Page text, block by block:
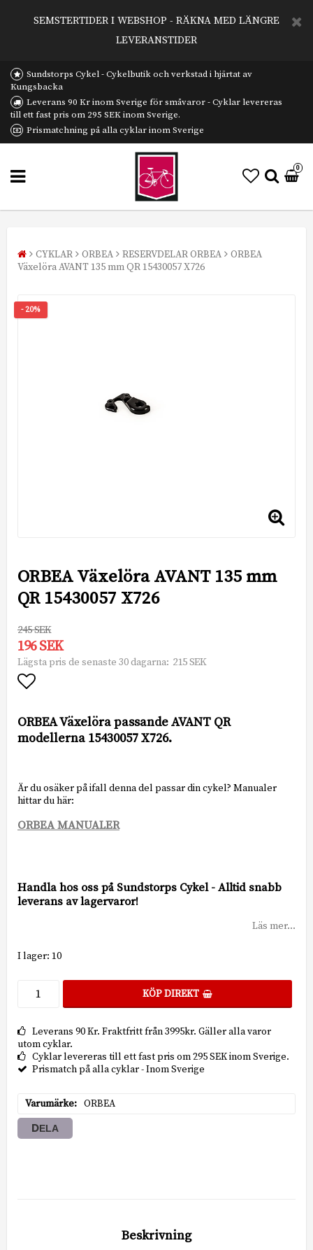
SEMSTERTIDER I WEBSHOP - RÄKNA MED LÄNGRE
LEVERANSTIDER
Sundstorps Cykel - Cykelbutik och verkstad i hjärtat av
Kungsbacka
Leverans 90 Kr inom Sverige för småvaror - Cyklar levereras
till ett fast pris om 295 SEK inom Sverige.
Prismatchning på alla cyklar inom Sverige
0
CYKLAR ORBEA RESERVDELAR ORBEA
ORBEA
Växelöra AVANT 135 mm QR 15430057 X726
- 20%
ORBEA Växelöra AVANT 135 mm
QR 15430057 X726
245 SEK
196 SEK
Lägsta pris de senaste 30 dagarna 215 SEK
ORBEA Växelöra passande AVANT QR
modellerna 15430057 X726.
Är du osäker på ifall denna del passar din cykel? Manualer
ORBEA MANUALER
Handla hos oss på Sundstorps Cykel - Alltid snabb
leverans av lagervaror!
Läs mer...
I lager: 10
KÖP DIREKT
Leverans 90 Kr. Fraktfritt från 3995kr. Gäller alla varor
utom cyklar.
Cyklar levereras till ett fast pris om 295 SEK inom Sverige.
Prismatch på alla cyklar - Inom Sverige
Varumärke ORBEA
DELA
Beskrivning